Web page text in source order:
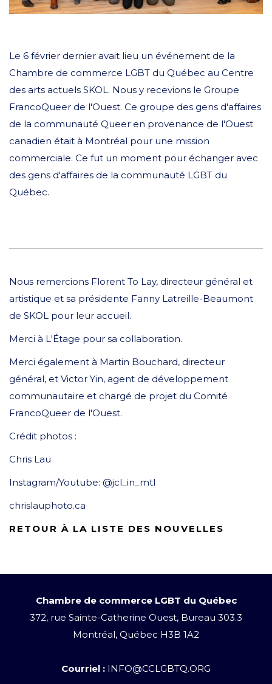
Le 6 février dernier avait lieu un événement de la
Chambre de commerce LGBT du Québec au Centre
des arts actuels SKOL. Nous y recevions le Groupe
FrancoQueer de l'Ouest. Ce groupe des gens d'affaires
de la communauté Queer en provenance de l'Ouest
canadien était à Montréal pour une mission
commerciale. Ce fut un moment pour échanger avec
des gens d'affaires de la communauté LGBT du
Québec.
Nous remercions Florent To Lay, directeur général et
artistique et sa présidente Fanny Latreille-Beaumont
de SKOL pour leur accueil.
Merci à L'Étage pour sa collaboration.
Merci également à Martin Bouchard, directeur
général, et Victor Yin, agent de développement
communautaire et chargé de projet du Comité
FrancoQueer de l'Ouest.
Crédit photos :
Chris Lau
Instagram/Youtube: @jcl_in_mtl
chrislauphoto.ca
RETOUR À LA LISTE DES NOUVELLES
Chambre de commerce LGBT du Québec
372, rue Sainte-Catherine Ouest, Bureau 303.3
Montréal, Québec H3B 1A2
Courriel : INFO@CCLGBTQ.ORG